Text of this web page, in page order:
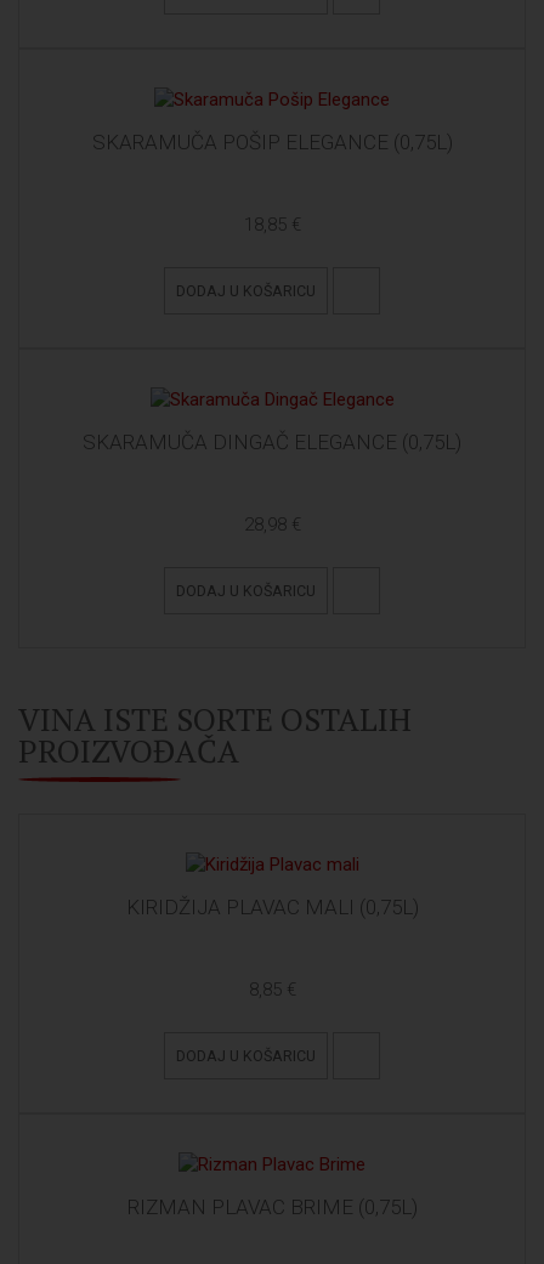
SKARAMUČA POŠIP ELEGANCE (0,75L)
18,85 €
DODAJ U KOŠARICU
SKARAMUČA DINGAČ ELEGANCE (0,75L)
28,98 €
DODAJ U KOŠARICU
VINA ISTE SORTE OSTALIH
PROIZVOĐAČA
KIRIDŽIJA PLAVAC MALI (0,75L)
8,85 €
DODAJ U KOŠARICU
RIZMAN PLAVAC BRIME (0,75L)